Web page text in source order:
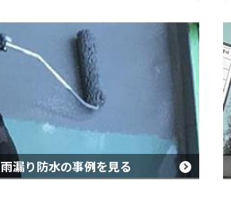
雨漏り防水の事例を見る